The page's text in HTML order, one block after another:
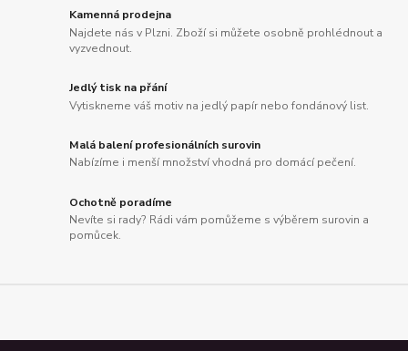
Kamenná prodejna
Najdete nás v Plzni. Zboží si můžete osobně prohlédnout a
vyzvednout.
Jedlý tisk na přání
Vytiskneme váš motiv na jedlý papír nebo fondánový list.
Malá balení profesionálních surovin
Nabízíme i menší množství vhodná pro domácí pečení.
Ochotně poradíme
Nevíte si rady? Rádi vám pomůžeme s výběrem surovin a
pomůcek.